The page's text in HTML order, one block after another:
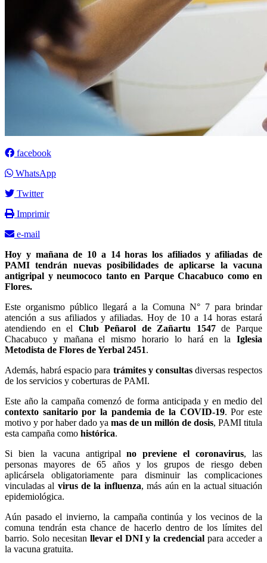
facebook
WhatsApp
Twitter
Imprimir
e-mail
Hoy y mañana de 10 a 14 horas los afiliados y afiliadas de
PAMI tendrán nuevas posibilidades de aplicarse la vacuna
antigripal y neumococo tanto en Parque Chacabuco como en
Flores.
Este organismo público llegará a la Comuna N° 7 para brindar
atención a sus afiliados y afiliadas. Hoy de 10 a 14 horas estará
atendiendo en el Club Peñarol de Zañartu 1547de Parque
Chacabuco y mañana el mismo horario lo hará en la Iglesia
Metodista de Flores de Yerbal 2451.
Además, habrá espacio para trámites y consultasdiversas respectos
de los servicios y coberturas de PAMI.
Este año la campaña comenzó de forma anticipada y en medio del
contexto sanitario por la pandemia de la COVID-19. Por este
motivo y por haber dado ya mas de un millón de dosis, PAMI titula
esta campaña como histórica.
Si bien la vacuna antigripalno previene el coronavirus, las
personas mayores de 65 años y los grupos de riesgo deben
aplicársela obligatoriamente para disminuir las complicaciones
vinculadas al virus de la influenza, más aún en la actual situación
epidemiológica.
Aún pasado el invierno, la campaña continúa y los vecinos de la
comuna tendrán esta chance de hacerlo dentro de los límites del
barrio. Solo necesitan llevar el DNI y la credencial para acceder a
la vacuna gratuita.